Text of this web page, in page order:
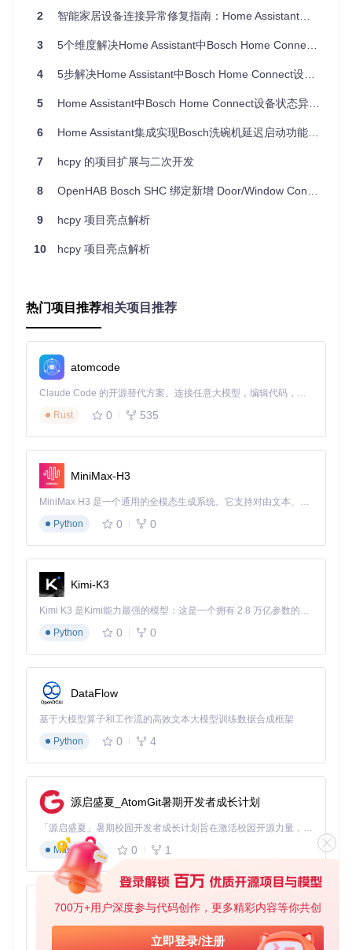
700万+用户深度参与代码创作，更多精彩内容等你共创
立即登录/注册
进入Home Assistant配置 → 集成 → Home Connect
点击"重新配置"按钮，完成OAuth2（一种基于令牌的授权
协议）流程
重启Home Connect集成：
data:
场景描述：设备实际运行状态与Home Assistant显示不符，或
控制命令返回"Device is not ready"错误
二、系统原理：Home Connect集成架构解析
Home Connect集成采用三层架构实现设备通信：
┌─────────────────┐     ┌─────────────────┐
│   应用层        │     │   协议层        │     │   网络
└────────┬────────┘     └────────┬────────┘
│                       │
▼                       ▼
┌─────────────────┐     ┌─────────────────┐
│  设备状态管理   │     │  认证与会话管理  │     │  数据传输与
│  (Entity/Coordinator)│ │  (Token/EventStream)│ │  (API
关键组件：
Coordinator：状态同步核心，通过WebSocket维护实时连
EventStream：推送设备状态变更事件
OAuth2客户端 ：处理令牌获取与刷新
设备状态通过有限状态机管理，核心状态转换如下：
    [*] --> Offline
    Offline --> Connecting: 初始化连接
    Authenticating --> Online: 令牌验证成功
    Online --> Updating: 接收状态更新
    Updating --> Online: 更新完成
    Online --> Disconnecting: 连接超时
    Disconnecting --> Offline: 连接关闭
    Error --> Retrying: 重试机制
三、分层解决方案：从基础到高级修复
3.1 网络层优化：确保稳定连接
2 智能家居设备连接异常修复指南：Home Assistant中Bosch Home Connect集成问题全解析
3 5个维度解决Home Assistant中Bosch Home Connect设备异常修复：从连接诊断到智能运维的完整指南
4 5步解决Home Assistant中Bosch Home Connect设备连接与控制问题：从诊断到优化的完整指南
5 Home Assistant中Bosch Home Connect设备状态异常实战诊断：从通信故障到控制失效的全方位解决方案
6 Home Assistant集成实现Bosch洗碗机延迟启动功能的技术解析
7 hcpy 的项目扩展与二次开发
8 OpenHAB Bosch SHC 绑定新增 Door/Window Contact II Plus 设备支持的技术解析
9 hcpy 项目亮点解析
10 hcpy 项目亮点解析
热门项目推荐相关项目推荐
atomcode
Claude Code 的开源替代方案。连接任意大模型，编辑代码，运行命令，自动验证 — 全自动执行。用 Rust 构建，极致性能。 ｜ An open-source alternative to Claude Code. Connect any LLM, edit code, run commands, and verify changes — autonomously. Built in Rust for speed. Get Started
Rust
0 535
MiniMax-H3
MiniMax H3 是一个通用的全模态生成系统。它支持对由文本、图像、视频和音频组成的多模态上下文进行统一理解，并能生成分辨率高达 2K、时长可达 15 秒的带原生立体声音频的视频。得益于面向任务泛化的系统设计，H3 在预训练阶段就已具备广泛的多模态上下文理解与生成能力，能够出色地执行复杂的多模态指令。
Python
0 0
Kimi-K3
Kimi K3 是Kimi能力最强的模型：这是一个拥有 2.8 万亿参数的混合专家（MoE）模型，具备原生视觉理解能力，并支持 100 万 token 的上下文窗口。
Python
0 0
DataFlow
基于大模型算子和工作流的高效文本大模型训练数据合成框架
Python
0 4
源启盛夏_AtomGit暑期开发者成长计划
「源启盛夏」暑期校园开发者成长计划旨在激活校园开源力量，通过积分激励、认证扶持、资源倾斜等形式，引导高校组织和开发者完成「入驻 — 建项目 — 做贡献 — 获认证 — 得资源」的完整闭环。无论你是想带领社团入驻平台的组织者，还是希望用代码贡献证明自己的开发者，都能在这里找到属于你的成长路径。
Markdown
0 1
py-xiaozhi
基于Python的Xiaozhi AI，适用于想要完整Xiaozhi体验而无需拥有专用硬件的用户。